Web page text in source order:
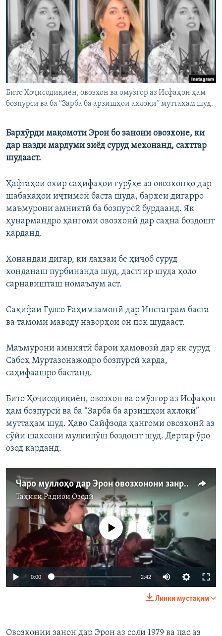
ГУЗОРИШҲОИ РАДИОӢ
Русский
ПАЙГИРӢ КУНЕД
Бито Ҳоҷисодиқиён, овозхон ва омӯзгор аз Исфаҳон ҳам
бозпурсӣ ва ба “Зарба ба арзишҳои ахлоқӣ” муттаҳам шуд.
Бархӯрди мақомоти Эрон бо занони овозхоне, ки
дар назди мардуми зиёд суруд мехонанд, сахттар
шудааст.
Ҳафтаҳои охир саҳифаҳои гурӯҳе аз овозхонҳо дар
шабакаҳои иҷтимоӣ баста шуда, бархеи дигарро
маъмурони амниятӣ ба бозпурсӣ бурдаанд. Як
ҳунармандро ҳангоми овозхонӣ дар саҳна боздошт
карданд.
Хонандаи дигар, ки лаҳзаи бе ҳиҷоб суруд
хонданаш пурбинанда шуд, дастгир шуда ҳоло
сарнавишташ номаълум аст.
Саҳифаи Гулсо Раҳимзамонӣ дар Инстаграм баста
ва тамоми маводу наворҳои он пок шудааст.
Маъмурони амниятӣ барои ҳамовозӣ дар як суруд
Сабоҳ Муртазонажодро бозпурсӣ карда,
саҳифаашро бастанд.
Бито Ҳоҷисодиқиён, овозхон ва омӯзгор аз Исфаҳон
ҳам бозпурсӣ ва ба “Зарба ба арзишҳои ахлоқӣ”
муттаҳам шуд. Ҳаво Сайфзода ҳангоми овозхонӣ аз
сӯйи шахсони мулкипӯш боздошт шуд. Дертар ӯро
озод карданд.
Чаро муллоҳо дар Эрон овозхонони занро чап гирифтаанд?
ТаҳияиРадиои Озодӣ
Феълан кор намекунад
0:00 2:42
Линки мустақим
Овозхонии занон дар Эрон аз соли 1979 ва пас аз